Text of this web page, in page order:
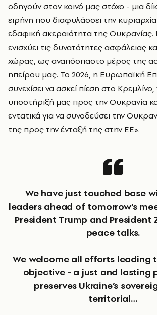
οδηγούν στον κοινό μας στόχο - μια
ειρήνη που διαφυλάσσει την κυριαρχία
εδαφική ακεραιότητα της Ουκρανίας.
ενισχύει τις δυνατότητες ασφάλειας
χώρας, ως αναπόσπαστο μέρος της
ηπείρου μας. Το 2026, η Ευρωπαϊκή
συνεχίσει να ασκεί πίεση στο
υποστήριξή μας προς την Ουκρανία
εντατικά για να συνοδεύσει την
της προς την ένταξή της στην ΕΕ».
We have just touched base with several
leaders ahead of tomorrow’s
President Trump and President
peace talks.
We welcome all efforts leading
objective - a just and lasting
preserves Ukraine’s
territorial…